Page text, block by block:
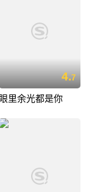
4.7
眼里余光都是你